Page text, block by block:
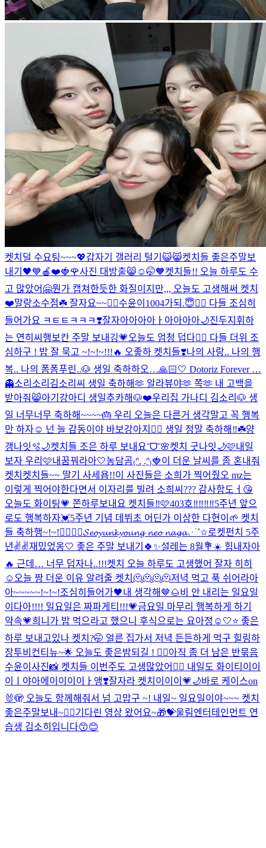
켓치덜 수요팅~~~💖갑자기 갤러리 털기😺😸켓치들 좋은주말보
내기🖤💙 🍎❤️🍓🌹사진 대방출😸☺🤭🧡켓치들!! 오늘 하루도 수
고 많았어🤗뭔가 캡쳐한듯한 화질이지만,,, 오늘도 고생해써 켓치
❤️말랑소수점☘️ 잘자요~~❤️‍🔥수윤이1004가되.😇❤️‍🔥 다들 조심히
들어가요 ㅋㅌㅌㅋㅋㅋ❣️잘자아아아아ㅏ아아아아🌙진두지휘하
는 연히씨 행보칸 주말 보내깅💗 오늘도 엄청 덥다❤️‍🔥 다들 더위 조
심하구 ! 밥 잘 묵고 ~!~!~!!!🔥 오좋하 켓치들❣️나의 사랑.. 나의 행
복.. 나의 폼폼푸린..🐶 생일 축하하오…🙏🏻🤍 Dotoriz Forever …
👻소리소리김소리씨 생일 축하해🫶 알라뷰야🫶 쪽🫶 내 고백을
받아줘😸아기강아디 생일추카해🐶❤️우리집 가나디 김소리🐶 생
일 너무너무 축하해~~~~🎂 우리 오늘은 다른거 생각말고 꼭 행복
만 하자☺️ 넌 늘 감동이야 바보강아지❤️‍🔥 생일 정말 축하해‼️☘️양
갱나잇🫧🌙켓치들 조은 하루 보내요˘ᗜ˘🌸켓치 굿나잇🌙🩷내일
보자 우리🩷내꿈꿔라아🤍농담곰₍ᐢ. ̫.ᐢ₎🍓이 더운 날씨를 좀 혼내줘
켓치 켓치들~~ 딸기 사세욥!!이 사진들은 소희가 찍어줬오 mz는
이렇게 찍어야한다면서 이자리를 빌려 소희씨??? 감사함도ㅓ😘
오늘도 화이팅💗 쫀하루보내요 켓치들‼️🩷403호‼️‼️‼️‼️5주년 앞으
로도 행복하자💓5주년 기념 데뷔초 어딘가 이상한 다현이🌱 켓치
들 축하행~!~!❤️‍🔥❤️‍🔥𝓢𝓮𝓸𝔂𝓾𝓷𝓴𝔂𝓸𝓾𝓷𝓰 𝓷𝓮𝓸 𝓷𝓪𝓰𝓪⋰˚✩로켓펀치 5주
년✌️✌️재밌었옹🤍 좋은 주말 보내기🍀✨설레는 8월💐☀️ 힘내자아
🔥 근데… 너무 덥자나..!!!켓치 오늘 하루도 고생했어 잘자 히히
☺ 오늘 짱 더운 이유 알려줄 켓치🫠🫠🫠🫠저녁 먹고 푹 쉬어라아
아~~~~~!~!~!조심히들어가🖤내 생각해🤎🌰비 안 내리는 일요일
이다아!!!! 일요일은 짜파게티!!!💗금요일 마무리 행복하게 하기
약속💗희니가 밥 먹으라고 했으니 후식으로는 요아정☺️ 🤍⭐️ 좋은
하루 보내고있나 켓치?🤭 얼른 집가서 저녁 든든하게 먹구 힐링하
장투비컨티뉴~🌟 오늘도 좋은밤되길 ! ❤️‍🔥아직 좀 더 남은 반묶음
수윤이사진📸 켓치들 이번주도 고생많았어❤️‍🔥 내일도 화이티이이
이ㅣ야아에이이이이ㅏ앵❣️잘자라 켓치이이이💗🌙바로 케이스on
🐰🫣 오늘도 함께해줘서 넘 고맙구 ~! 내일~ 일요일이야~~~ 켓치
좋은주말보내~❤️‍🔥기다린 영상 왔어요~🎁💝울림엔터테인먼트 연
습생 김소히입니다😙😊